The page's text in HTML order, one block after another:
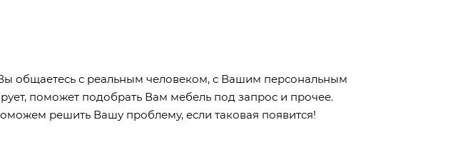
общаетесь с реальным человеком, с Вашим персональным
поможет подобрать Вам мебель под запрос и прочее.
решить Вашу проблему, если таковая появится!